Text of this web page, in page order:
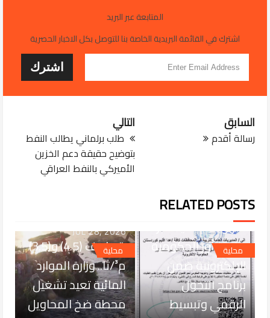
المتابعة عبر البريد
اشترك في القائمة البريدية الخاصة بنا للتوصل بكل الاخبار الحصرية
التالي
طلب برلماني يطالب النفط
بتوضيح حقيقة دعم الخزين
الأميركي بالنفط العراقي
السابق
رسالة أقدم
RELATED POSTS
محلية
غلق المؤسسات
التربوية الأهلية عبر
منصة أور الحكومية
الإلكترونية ضمن
برنامج التحول
الرقمي وتبسيط
محلية
JUL 28, 2026
بتصاريف (4.5) و(3.5)
م³/ثا.. وزارة الموارد
المائية تعيد تشغيل
محطة ضخ المحاويل